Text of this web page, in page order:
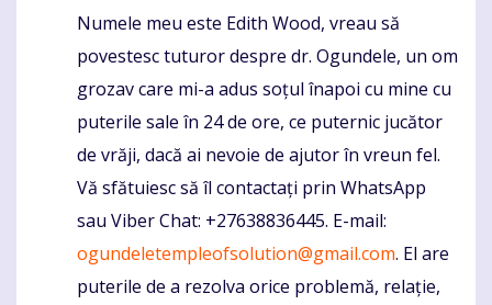
Komentaras
Numele meu este Edith Wood, vreau să
povestesc tuturor despre dr. Ogundele, un om
grozav care mi-a adus soțul înapoi cu mine cu
puterile sale în 24 de ore, ce puternic jucător
de vrăji, dacă ai nevoie de ajutor în vreun fel.
Vă sfătuiesc să îl contactați prin WhatsApp
sau Viber Chat: +27638836445. E-mail:
ogundeletempleofsolution@gmail.com. El are
puterile de a rezolva orice problemă, relație,